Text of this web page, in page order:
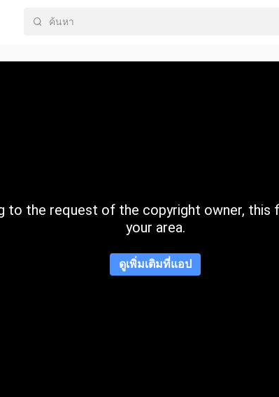
to the request of the copyright owner, this
your area.
ดูเพิ่มเติมที่แอป